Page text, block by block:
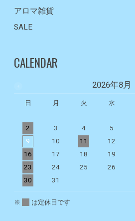
アロマ雑貨
SALE
CALENDAR
2026年8月
日 月 火 水
2
3 4 5
9
10 11 12
16
17 18 19
23
24 25 26
30
31
※ は定休日です